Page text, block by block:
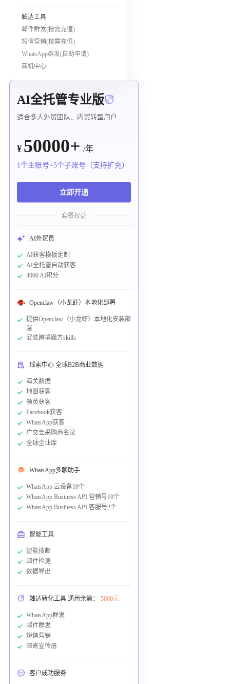
触达工具
邮件群发(按需充值)
短信营销(按需充值)
WhatsApp群发(自助申请)
商机中心
AI全托管专业版
适合多人外贸团队、内贸转型用户
¥ 50000+ /年
1个主账号+5个子账号（支持扩充）
立即开通
套餐权益
AI外贸员
AI获客模板定制
AI全托管自动获客
3000 AI积分
Openclaw（小龙虾）本地化部署
提供Openclaw（小龙虾）本地化安装部
署
安装跨境魔方skills
线索中心 全球B2B商业数据
海关数据
地图获客
领英获客
Facebook获客
WhatsApp获客
广交会采购商名录
全球企业库
WhatsApp多聊助手
WhatsApp 云设备10个
WhatsApp Business API 营销号10个
WhatsApp Business API 客服号2个
智能工具
智能搜邮
邮件检测
数据导出
触达转化工具 通用余额： 5000元
WhatsApp群发
邮件群发
短信营销
邮寄宣传册
客户成功服务